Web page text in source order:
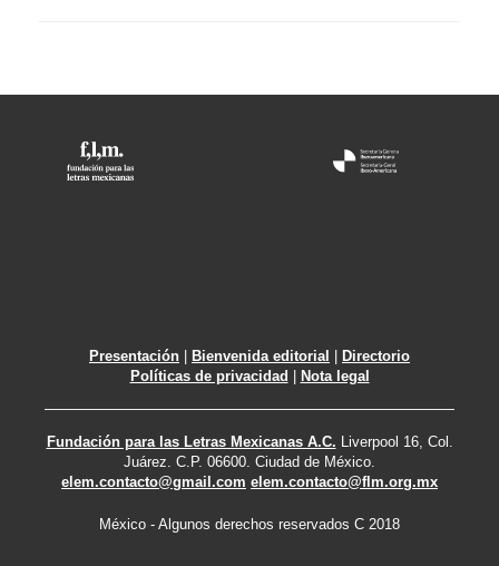
Presentación Bienvenida editorial
Directorio
Políticas de privacidad
Nota legal
Fundación para las Letras Mexicanas A.C. Liverpool 16, Col.
Juárez. C.P. 06600. Ciudad de México.
elem.contacto@gmail.com elem.contacto@flm.org.mx
México - Algunos derechos reservados C 2018